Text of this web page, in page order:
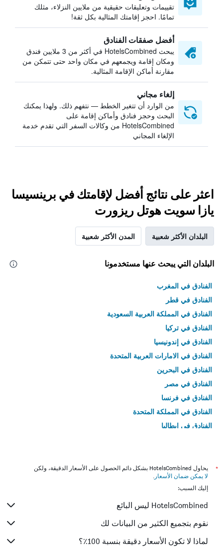
تقييمات وتعليقات حقيقية من ملايين النزلاء، مثلك
تمامًا. احجز إقامتك المثالية بكل ثقة!
أفضل صفقات الفنادق
يبحث HotelsCombined في أكثر من 3 ملايين فندق
ومكان إقامة ويجمعهم في مكان واحد حتى تتمكن من
مقارنة أماكن الإقامة المثالية.
إلغاء مجاني
من الوارد أن تتغير الخطط — نتفهم ذلك. ولهذا يمكنك
البحث وحجز فنادق وأماكن إقامة على
HotelsCombined من وكالات السفر التي تقدم خدمة
الإلغاء المجاني
اعثر على نتائج أفضل لإقامتك في برينسيسا
يازا سويت هوتل ريزورت
البلدان الأكثر شعبية المدن الأكثر شعبية
البلدان التي يبحث عنها مستخدمونا
الفنادق في المغرب
الفنادق في قطر
الفنادق في المملكة العربية السعودية
الفنادق في تركيا
الفنادق في إندونيسيا
الفنادق في الامارات العربية المتحدة
الفنادق في البحرين
الفنادق في مصر
الفنادق في فرنسا
الفنادق في المملكة المتحدة
الفنادق في إيطاليا
*
يحاول HotelsCombined بشكل دائم الحصول على الأسعار الدقيقة، ولكن
لا يمكن ضمان الأسعار .
إليك السبب:
HotelsCombined ليس البائع
نقوم بتجميع الكثير من البيانات لك
لماذا لا تكون الأسعار دقيقة بنسبة 100٪؟